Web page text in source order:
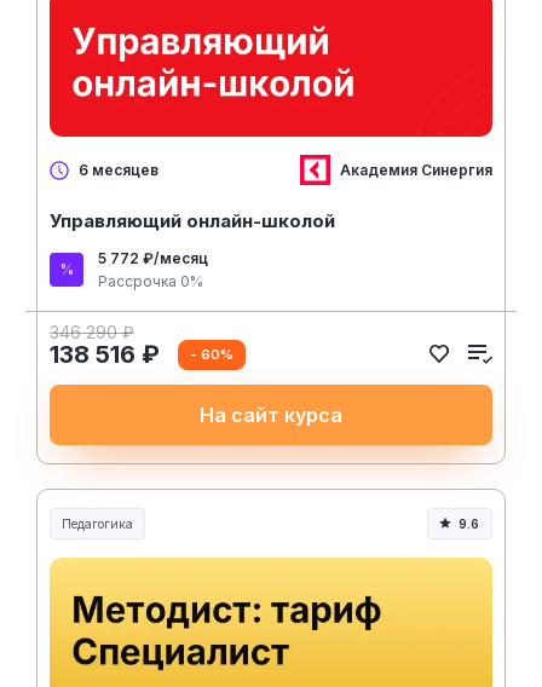
6 месяцев Академия Синергия
Управляющий онлайн-школой
5 772 ₽/месяц
Рассрочка 0%
346 290 ₽
138 516 ₽ - 60%
На сайт курса
Педагогика
Образование и педагогика
9.6